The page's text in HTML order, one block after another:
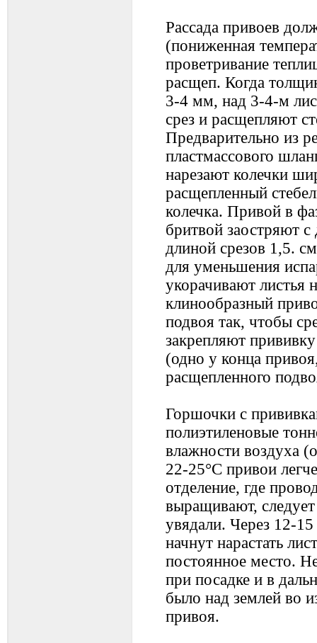
Рассада привоев
(пониженная
проветривание
расщеп. Когда
3-4 мм, над 3-4-м
срез и расщепляют
Предварительно из
пластмассового
нарезают колечки
расщепленный
колечка. Привой в
бритвой заостряют
длиной срезов 1,5.
для уменьшения
укорачивают листья
клинообразный
подвоя так, чтобы
закрепляют
(одно у конца
расщепленного
Горшочки с
полиэтиленовые
влажности воздуха
22-25°С привои
отделение, где
выращивают, следует
увядали. Через 12-
начнут нарастать
постоянное место.
при посадке и в
было над землей во
привоя.